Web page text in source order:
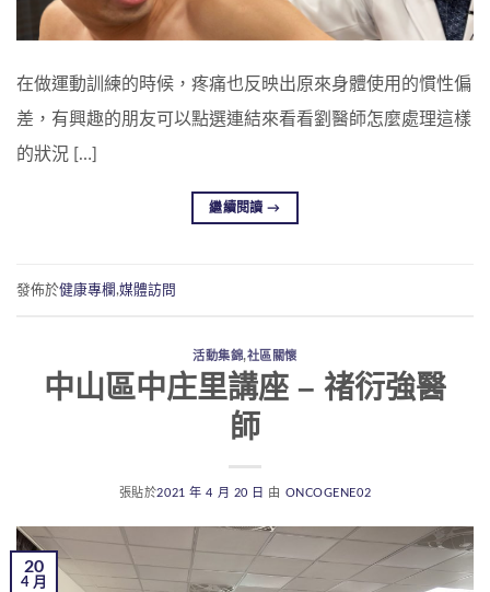
在做運動訓練的時候，疼痛也反映出原來身體使用的慣性偏
差，有興趣的朋友可以點選連結來看看劉醫師怎麼處理這樣
的狀況 […]
繼續閱讀→
發佈於健康專欄 ,媒體訪問
活動集錦,社區關懷
中山區中庄里講座 – 禇衍強醫
師
張貼於2021 年 4 月 20 日 由 ONCOGENE02
20
4 月